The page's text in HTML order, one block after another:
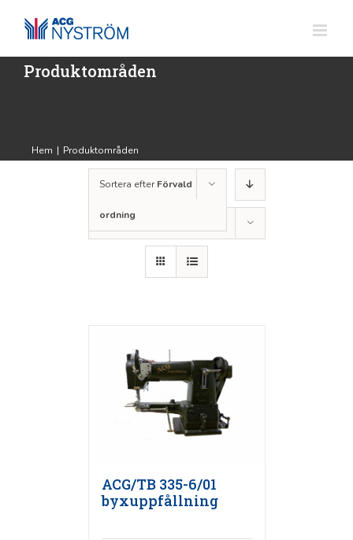
innehållet
Produktområden
Hem | Produktområden
Sortera efterFörvald
ordning
12 produkter
ACG/TB 335-6/01
byxuppfållning